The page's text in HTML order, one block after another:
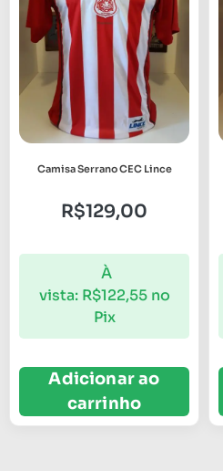
Camisa Serrano CEC Lince
R$129,00
À
vista: R$122,55 no
Pix
Adicionar ao
carrinho